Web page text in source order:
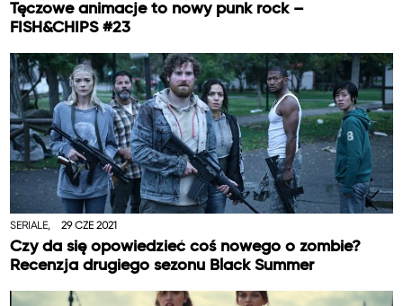
Tęczowe animacje to nowy punk rock –
FISH&CHIPS #23
SERIALE, 29 CZE 2021
Czy da się opowiedzieć coś nowego o zombie?
Recenzja drugiego sezonu Black Summer